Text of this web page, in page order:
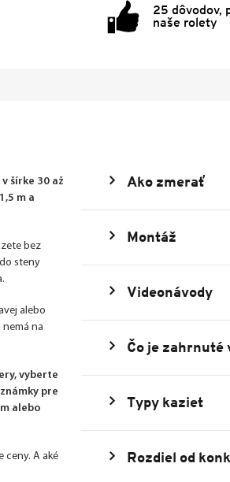
25 dôvodov,
naše rolety
šírke 30 až
m a
bez
steny
alebo
nemá na
vyberte
pre
alebo
ceny. A aké
Ako zmerať
Montáž
Videonávody
Čo je zahrnuté
Typy kaziet
Rozdiel od